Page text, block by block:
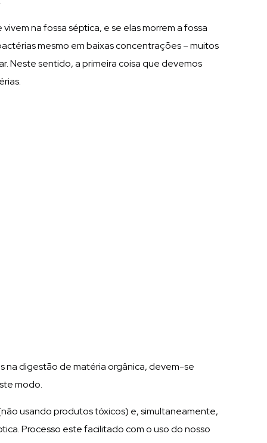
na fossa séptica, e se elas morrem a fossa
mesmo em baixas concentrações – muitos
Neste sentido, a primeira coisa que devemos
na digestão de matéria orgânica, devem-se
modo.
usando produtos tóxicos) e, simultaneamente,
Processo este facilitado com o uso do nosso